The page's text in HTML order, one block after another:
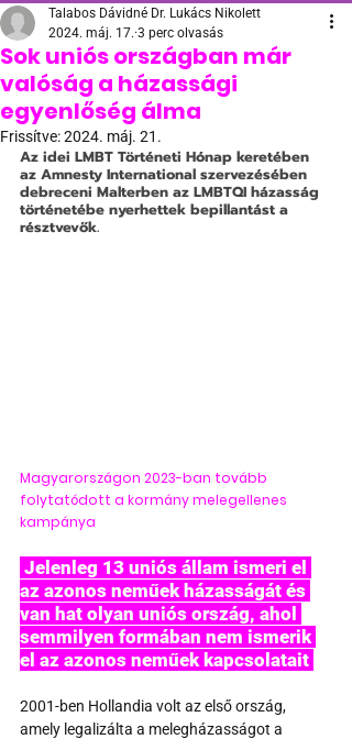
Sok uniós országban már
valóság a házassági
egyenlőség álma
Talabos Dávidné Dr. Lukács Nikolett
2024. máj. 17. 3 perc olvasás
Frissítve:2024. máj. 21.
Az idei LMBT Történeti Hónap keretében
az Amnesty International szervezésében
debreceni Malterben az LMBTQI házasság
történetébe nyerhettek bepillantást a
résztvevők.
Magyarországon 2023-ban tovább
folytatódott a kormány melegellenes
kampánya
az azonos neműek házasságát és
van hat olyan uniós ország, ahol
semmilyen formában nem ismerik
el az azonos neműek kapcsolatait
2001-ben Hollandia volt az első ország,
amely legalizálta a melegházasságot a